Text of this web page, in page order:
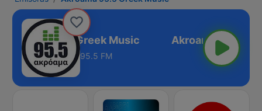
Akroama 95.5 Greek Music
95.5 FM